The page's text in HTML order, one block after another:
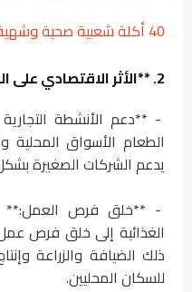
40 أكلة شعبية صحية وشهية لعيد الأضحى
2. **الأثر الاقتصادي على المجتمعات المحلية**
- **دعم الأنشطة
الطعام الأسواق المحلية
يدعم الشركات الصغيرة
- **خلق فرص العمل:**
الغذائية إلى خلق فرص
ذلك الضيافة والزراعة
للسكان المحليين.